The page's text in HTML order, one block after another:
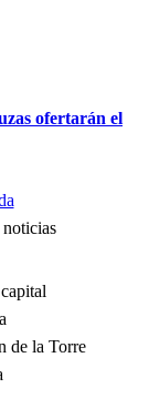
ofertarán el
de la Torre